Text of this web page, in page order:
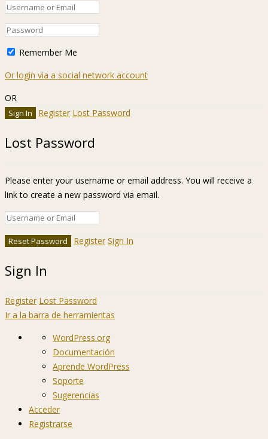
Remember Me
Or login via a social network account
OR
Register Lost Password
Lost Password
Please enter your username or email address. You will receive a
link to create a new password via email.
Register Sign In
Sign In
Register Lost Password
Ir a la barra de herramientas
Acerca
WordPress
WordPress.org
Documentación
Aprende WordPress
Soporte
Sugerencias
Acceder
Registrarse